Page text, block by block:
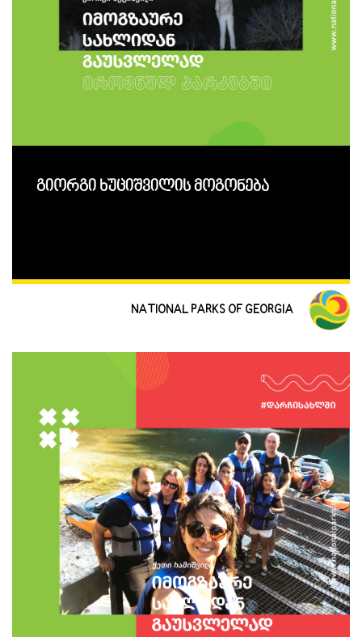
გიორგი ხუციშვილის მოგონება
NATIONAL PARKS OF GEORGIA